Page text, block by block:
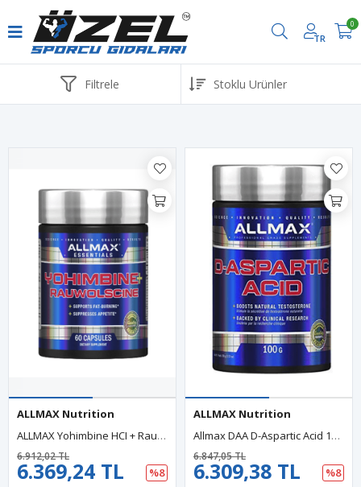
Havale ve EFT ödemelerinde %2 İndirim
TR
0
Filtrele
ALLMAX Nutrition
ALLMAX Yohimbine HCI + Rauwolscine, 3.0 Mg, 60 Capsul. USA.41.
6.369,24 TL
6.912,02 TL
%8
ALLMAX Nutrition
Allmax DAA D-Aspartic Acid 100 Gram 32 SERVİS.Usa Menşei.39.
6.309,38 TL
6.847,05 TL
%8